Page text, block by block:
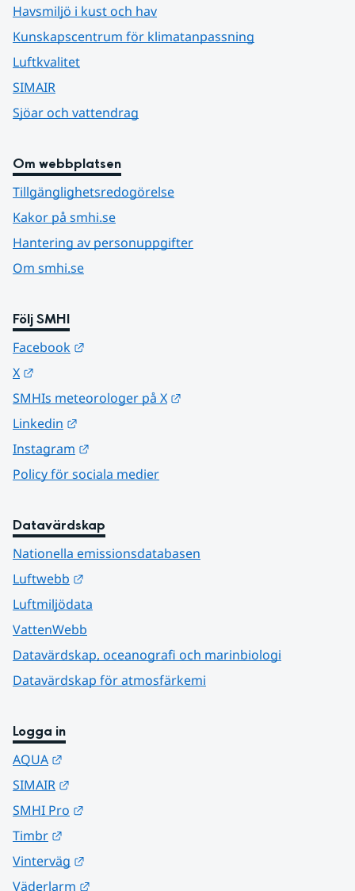
Havsmiljö i kust och hav
Kunskapscentrum för klimatanpassning
Luftkvalitet
SIMAIR
Sjöar och vattendrag
Om webbplatsen
Tillgänglighetsredogörelse
Kakor på smhi.se
Hantering av personuppgifter
Om smhi.se
Följ SMHI
Facebook
X
SMHIs meteorologer på X
Linkedin
Instagram
Policy för sociala medier
Datavärdskap
Nationella emissionsdatabasen
Luftwebb
Luftmiljödata
VattenWebb
Datavärdskap, oceanografi och marinbiologi
Datavärdskap för atmosfärkemi
Logga in
AQUA
SIMAIR
SMHI Pro
Timbr
Vinterväg
Väderlarm